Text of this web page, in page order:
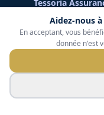
Aidez-nous
En acceptant, vous
donnée n'est
Tessoria
ORIAS n° 25007309
RC Pro :
49 chemin des
© Tessoria